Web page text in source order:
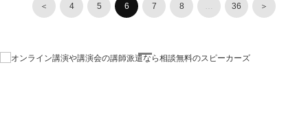
＜ 4 5 6 7 8 36 ＞